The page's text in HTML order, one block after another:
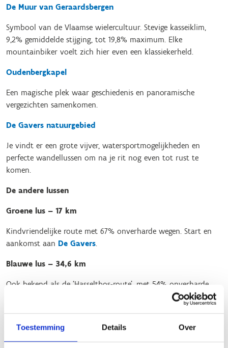
Toestemming Details Over
De Muur van Geraardsbergen
Symbool van de Vlaamse wielercultuur. Stevige kasseiklim,
9,2% gemiddelde stijging, tot 19,8% maximum. Elke
mountainbiker voelt zich hier even een klassiekerheld.
Oudenbergkapel
Een magische plek waar geschiedenis en panoramische
vergezichten samenkomen.
De Gavers natuurgebied
Je vindt er een grote vijver, watersportmogelijkheden en
perfecte wandellussen om na je rit nog even tot rust te
komen.
De andere lussen
Groene lus – 17 km
Kindvriendelijke route met 67% onverharde wegen. Start en
aankomst aan De Gavers.
Blauwe lus – 34,6 km
Ook bekend als de ‘Hasseltbos-route’, met 54% onverharde
Startplaatsen